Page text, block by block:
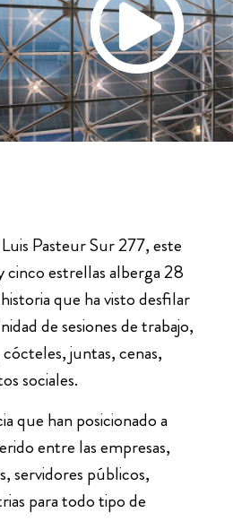
Pasteur Sur 277, este
cinco estrellas alberga 28
que ha visto desfilar
de sesiones de trabajo,
juntas, cenas,
sociales.
que han posicionado a
entre las empresas,
servidores públicos,
para todo tipo de